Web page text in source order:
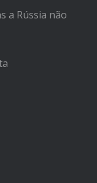
a Rússia não